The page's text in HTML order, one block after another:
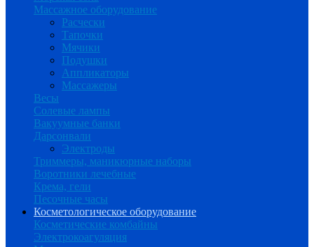
Массажное оборудование
Расчески
Тапочки
Мячики
Подушки
Аппликаторы
Массажеры
Весы
Солевые лампы
Вакуумные банки
Дарсонвали
Электроды
Триммеры, маникюрные наборы
Воротники лечебные
Крема, гели
Песочные часы
Косметологическое оборудование
Косметические комбайны
Электрокоагуляция